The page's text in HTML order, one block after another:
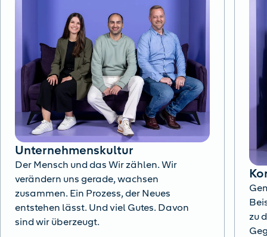
Unternehmenskultur
Der Mensch und das Wir zählen. Wir
verändern uns gerade, wachsen
zusammen. Ein Prozess, der Neues
entstehen lässt. Und viel Gutes. Davon
sind wir überzeugt.
zu